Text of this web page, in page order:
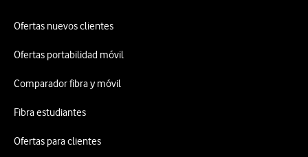
Ofertas nuevos clientes
Ofertas portabilidad móvil
Comparador fibra y móvil
Fibra estudiantes
Ofertas para clientes